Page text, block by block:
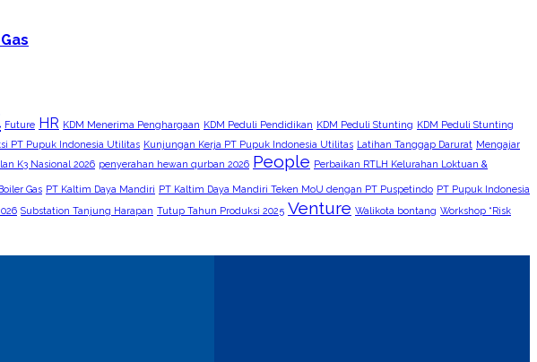
Future HR KDM Menerima Penghargaan KDM Peduli Pendidikan KDM Peduli Stunting KDM Peduli Stunting
PT Pupuk Indonesia Utilitas Kunjungan Kerja PT Pupuk Indonesia Utilitas Latihan Tanggap Darurat Mengajar
K3 Nasional 2026 penyerahan hewan qurban 2026 People Perbaikan RTLH Kelurahan Loktuan &
Gas PT Kaltim Daya Mandiri PT Kaltim Daya Mandiri Teken MoU dengan PT Puspetindo PT Pupuk Indonesia
Substation Tanjung Harapan Tutup Tahun Produksi 2025 Venture Walikota bontang Workshop “Risk